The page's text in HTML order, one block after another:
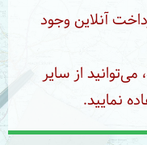
آنلاین وجود
از سایر
نمایید.